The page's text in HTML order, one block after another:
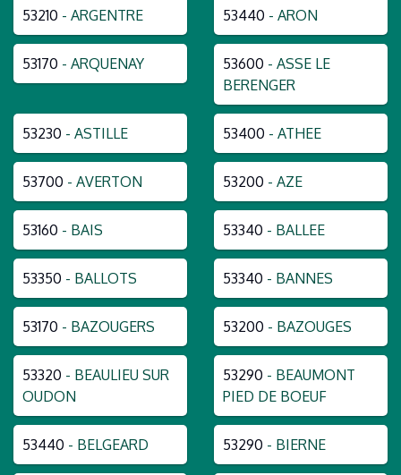
53210 - ARGENTRE 53440 - ARON
53170 - ARQUENAY 53600 - ASSE LE
BERENGER
53230 - ASTILLE 53400 - ATHEE
53700 - AVERTON 53200 - AZE
53160 - BAIS 53340 - BALLEE
53350 - BALLOTS 53340 - BANNES
53170 - BAZOUGERS 53200 - BAZOUGES
53320 - BEAULIEU SUR
OUDON
53290 - BEAUMONT
PIED DE BOEUF
53440 - BELGEARD 53290 - BIERNE